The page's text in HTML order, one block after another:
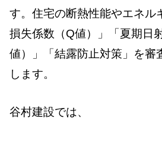
す。住宅の断熱性能やエネル
損失係数（Q値）」「夏期日
値）」「結露防止対策」を審
します。
谷村建設では、